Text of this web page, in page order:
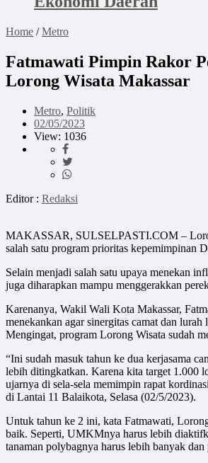
Home /Metro
Fatmawati Pimpin Rakor
Lorong Wisata Makassar
Metro, Politik
02/05/2023
View: 1036
Editor : Redaksi
MAKASSAR, SULSELPASTI.COM –
salah satu program prioritas kepemimpinan
Selain menjadi salah satu upaya menekan
juga diharapkan mampu menggerakkan
Karenanya, Wakil Wali Kota Makassar,
menekankan agar sinergitas camat dan
Mengingat, program Lorong Wisata sudah
“Ini sudah masuk tahun ke dua kerjasama
lebih ditingkatkan. Karena kita target 1.000
ujarnya di sela-sela memimpin rapat
di Lantai 11 Balaikota, Selasa (02/5/2023).
Untuk tahun ke 2 ini, kata Fatmawati,
baik. Seperti, UMKMnya harus lebih
tanaman polybagnya harus lebih banyak